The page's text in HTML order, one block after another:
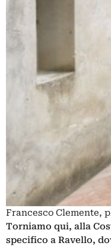
Francesco Clemente,
Torniamo qui, alla
specifico a Ravello,